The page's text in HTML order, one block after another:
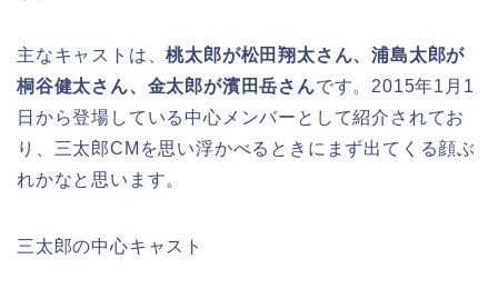
主なキャストは、桃太郎が松田翔太さん、浦島太郎が
桐谷健太さん、金太郎が濱田岳さんです。2015年1月1
日から登場している中心メンバーとして紹介されてお
り、三太郎CMを思い浮かべるときにまず出てくる顔ぶ
れかなと思います。
三太郎の中心キャスト